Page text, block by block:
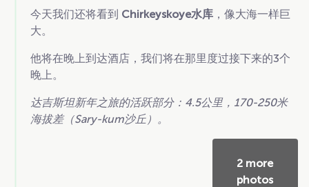
今天我们还将看到 Chirkeyskoye水库 ，像大海一样巨
大。
他将在晚上到达酒店，我们将在那里度过接下来的3个
晚上。
达吉斯坦新年之旅的活跃部分：4.5公里，170-250米
海拔差（Sary-kum沙丘）。
2 more
photos